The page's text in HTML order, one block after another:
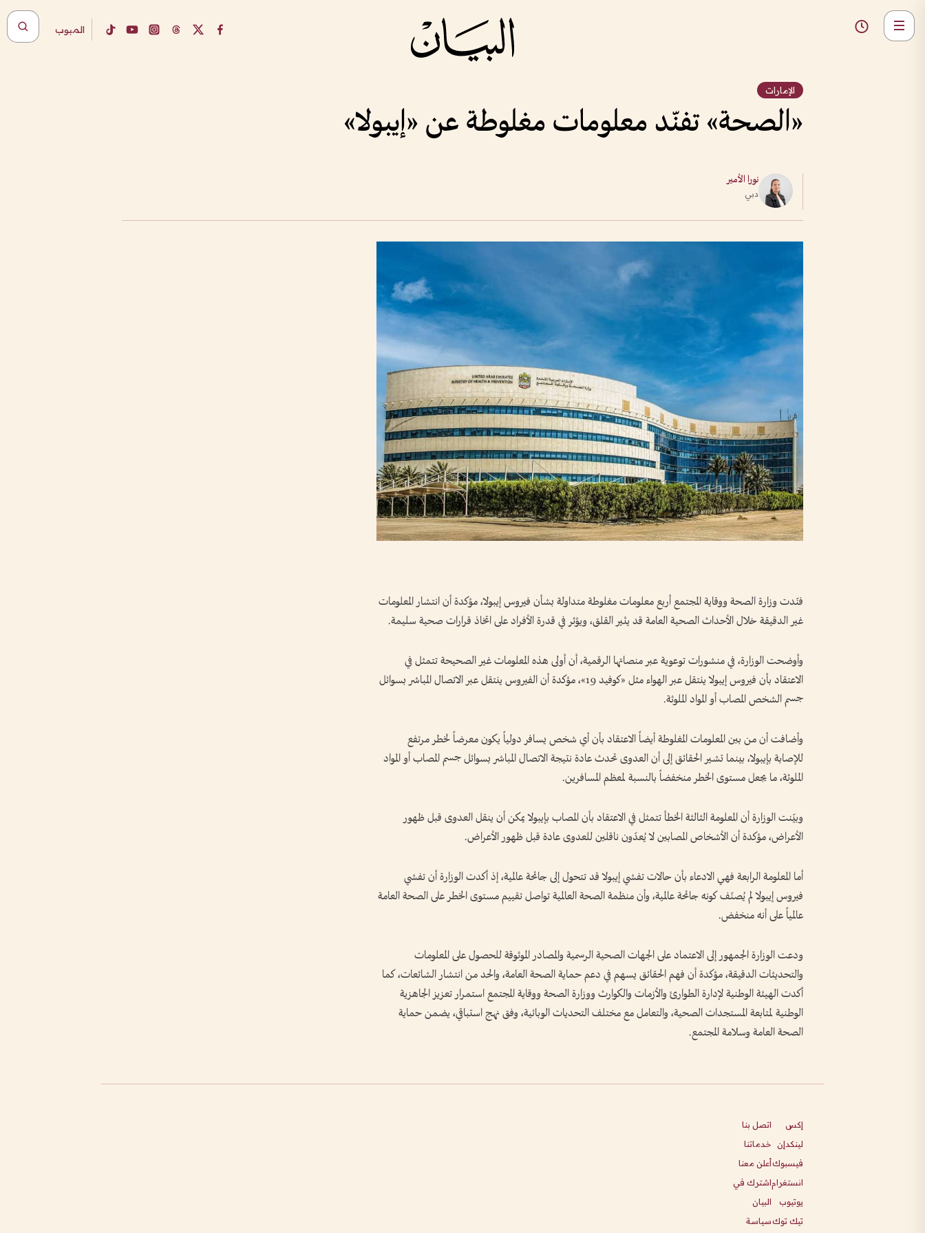
المبوب
الإمارات
«الصحة» تفنّد معلومات مغلوطة عن «إيبولا»
نورا الأمير
دبي
فنّدت وزارة الصحة ووقاية المجتمع أربع معلومات مغلوطة متداولة بشأن فيروس إيبولا، مؤكدة أن انتشار المعلومات
غير الدقيقة خلال الأحداث الصحية العامة قد يثير القلق، ويؤثر في قدرة الأفراد على اتخاذ قرارات صحية سليمة.
وأوضحت الوزارة، في منشورات توعوية عبر منصاتها الرقمية، أن أولى هذه المعلومات غير الصحيحة تتمثل في
الاعتقاد بأن فيروس إيبولا ينتقل عبر الهواء مثل «كوفيد 19»، مؤكدة أن الفيروس ينتقل عبر الاتصال المباشر بسوائل
جسم الشخص المصاب أو المواد الملوثة.
وأضافت أن من بين المعلومات المغلوطة أيضاً الاعتقاد بأن أي شخص يسافر دولياً يكون معرضاً لخطر مرتفع
للإصابة بإيبولا، بينما تشير الحقائق إلى أن العدوى تحدث عادة نتيجة الاتصال المباشر بسوائل جسم المصاب أو المواد
الملوثة، ما يجعل مستوى الخطر منخفضاً بالنسبة لمعظم المسافرين.
وبيّنت الوزارة أن المعلومة الثالثة الخطأ تتمثل في الاعتقاد بأن المصاب بإيبولا يمكن أن ينقل العدوى قبل ظهور
الأعراض، مؤكدة أن الأشخاص المصابين لا يُعدّون ناقلين للعدوى عادة قبل ظهور الأعراض.
أما المعلومة الرابعة فهي الادعاء بأن حالات تفشي إيبولا قد تتحول إلى جائحة عالمية، إذ أكدت الوزارة أن تفشي
فيروس إيبولا لم يُصنّف كونه جائحة عالمية، وأن منظمة الصحة العالمية تواصل تقييم مستوى الخطر على الصحة العامة
عالمياً على أنه منخفض.
ودعت الوزارة الجمهور إلى الاعتماد على الجهات الصحية الرسمية والمصادر الموثوقة للحصول على المعلومات
والتحديثات الدقيقة، مؤكدة أن فهم الحقائق يسهم في دعم حماية الصحة العامة، والحد من انتشار الشائعات، كما
أكدت الهيئة الوطنية لإدارة الطوارئ والأزمات والكوارث ووزارة الصحة ووقاية المجتمع استمرار تعزيز الجاهزية
الوطنية لمتابعة المستجدات الصحية، والتعامل مع مختلف التحديات الوبائية، وفق نهج استباقي، يضمن حماية
الصحة العامة وسلامة المجتمع.
إكس
لينكدإن
فيسبوك
انستغرام
يوتيوب
تيك توك
اتصل بنا
خدماتنا
أعلن معنا
اشترك في
البيان
سياسة